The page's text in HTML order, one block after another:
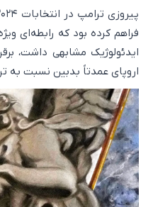
فراهم کرده بود که رابطه‌ای
ایدئولوژیک مشابهی داشت،
اروپای عمدتاً بدبین نسبت به